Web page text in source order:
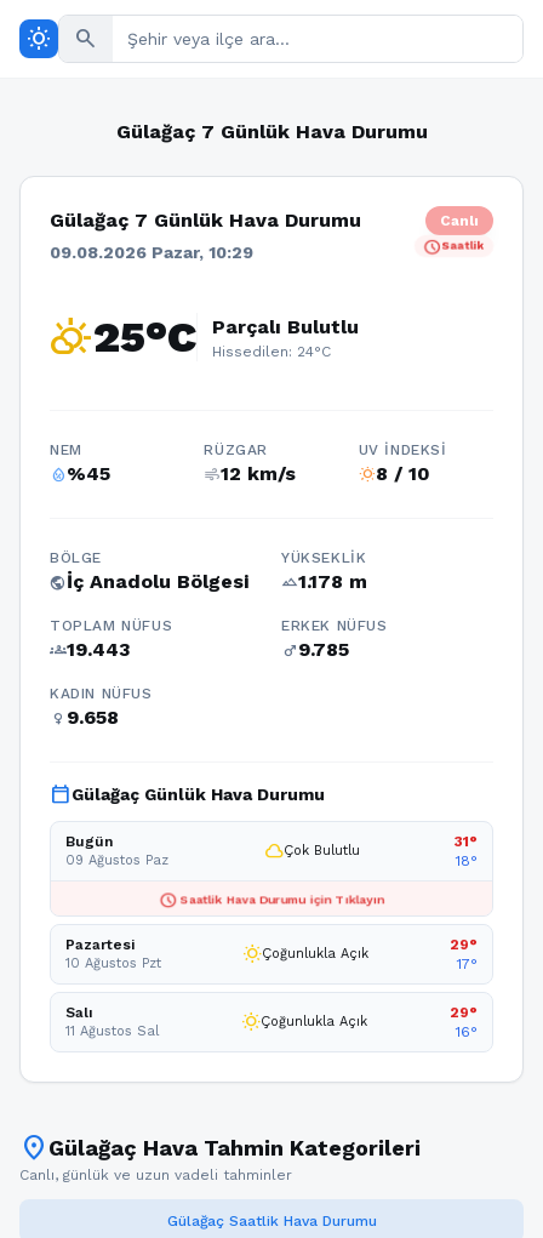
wb_sunny search
Gülağaç 7 Günlük Hava Durumu
Gülağaç 7 Günlük Hava Durumu
09.08.2026 Pazar, 10:29
Canlı
scheduleSaatlik
partly_cloudy_day25°C Parçalı Bulutlu
Hissedilen: 24°C
NEM
humidity_percentage%45
RÜZGAR
air12 km/s
UV İNDEKSI
wb_sunny8 / 10
BÖLGE
publicİç Anadolu Bölgesi
YÜKSEKLIK
terrain1.178 m
TOPLAM NÜFUS
groups19.443
ERKEK NÜFUS
male9.785
KADIN NÜFUS
female 9.658
calendar_todayGülağaç Günlük Hava Durumu
Bugün
09 Ağustos Paz cloudÇok Bulutlu
31°
18°
schedule Saatlik Hava Durumu için Tıklayın
Pazartesi
10 Ağustos Pzt wb_sunnyÇoğunlukla Açık
29°
17°
Salı
11 Ağustos Sal wb_sunnyÇoğunlukla Açık
29°
16°
location_on Gülağaç Hava Tahmin Kategorileri
Canlı, günlük ve uzun vadeli tahminler
Gülağaç Saatlik Hava Durumu